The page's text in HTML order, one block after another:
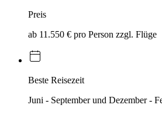
Preis
ab 11.550 € pro Person zzgl. Flüge
Beste Reisezeit
Juni - September und Dezember -